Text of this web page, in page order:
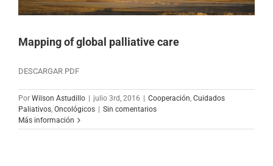
Mapping of global palliative care
DESCARGAR PDF
Por Wilson Astudillo julio 3rd, 2016 Cooperación, Cuidados
Paliativos, Oncológicos
Sin comentarios
Más información